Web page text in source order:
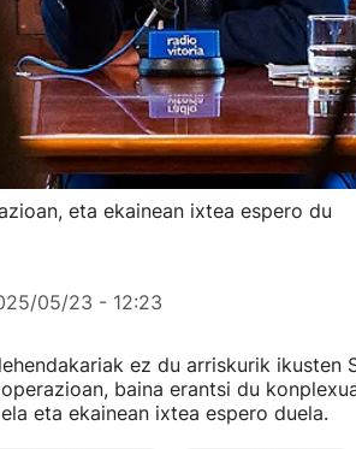
eta ekainean ixtea espero du
05/23 - 12:23
ez du arriskurik ikusten
baina erantsi du
eta ekainean ixtea espero duela.